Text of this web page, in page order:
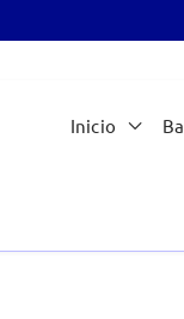
Inicio